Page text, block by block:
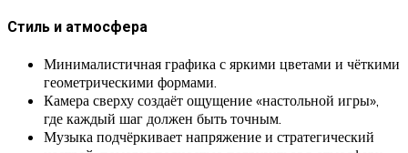
Стиль и атмосфера
Минималистичная графика с яркими цветами и чёткими
геометрическими формами.
Камера сверху создаёт ощущение «настольной игры»,
где каждый шаг должен быть точным.
Музыка подчёркивает напряжение и стратегический